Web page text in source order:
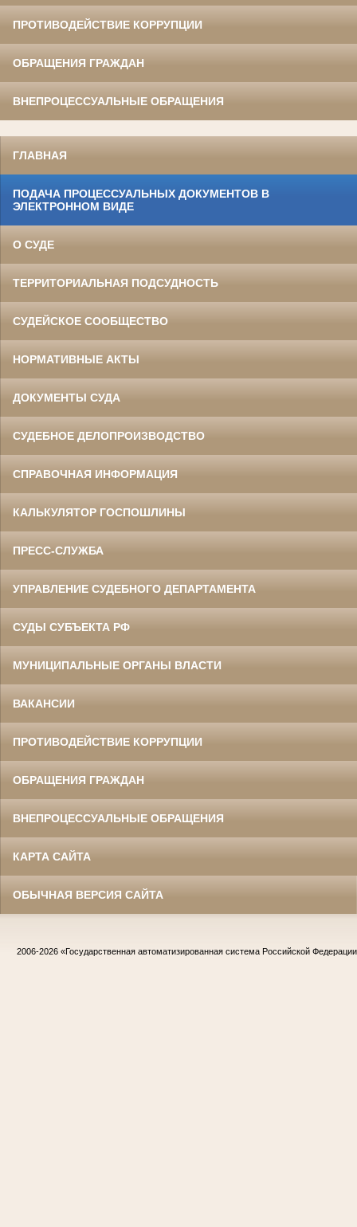
ПРОТИВОДЕЙСТВИЕ КОРРУПЦИИ
ОБРАЩЕНИЯ ГРАЖДАН
ВНЕПРОЦЕССУАЛЬНЫЕ ОБРАЩЕНИЯ
ГЛАВНАЯ
ПОДАЧА ПРОЦЕССУАЛЬНЫХ ДОКУМЕНТОВ В
ЭЛЕКТРОННОМ ВИДЕ
О СУДЕ
ТЕРРИТОРИАЛЬНАЯ ПОДСУДНОСТЬ
СУДЕЙСКОЕ СООБЩЕСТВО
НОРМАТИВНЫЕ АКТЫ
ДОКУМЕНТЫ СУДА
СУДЕБНОЕ ДЕЛОПРОИЗВОДСТВО
СПРАВОЧНАЯ ИНФОРМАЦИЯ
КАЛЬКУЛЯТОР ГОСПОШЛИНЫ
ПРЕСС-СЛУЖБА
УПРАВЛЕНИЕ СУДЕБНОГО ДЕПАРТАМЕНТА
СУДЫ СУБЪЕКТА РФ
МУНИЦИПАЛЬНЫЕ ОРГАНЫ ВЛАСТИ
ВАКАНСИИ
ПРОТИВОДЕЙСТВИЕ КОРРУПЦИИ
ОБРАЩЕНИЯ ГРАЖДАН
ВНЕПРОЦЕССУАЛЬНЫЕ ОБРАЩЕНИЯ
КАРТА САЙТА
ОБЫЧНАЯ ВЕРСИЯ САЙТА
2006-2026 «Государственная автоматизированная система Российской